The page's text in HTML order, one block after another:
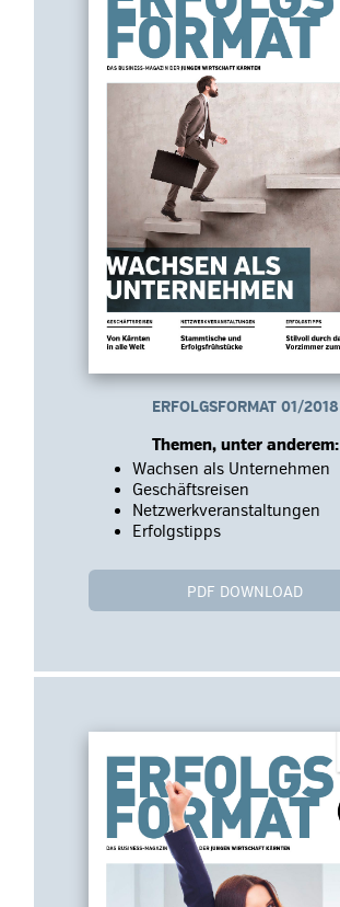
ERFOLGSFORMAT 01/2018
Themen, unter anderem:
Wachsen als Unternehmen
Geschäftsreisen
Netzwerkveranstaltungen
Erfolgstipps
PDF DOWNLOAD